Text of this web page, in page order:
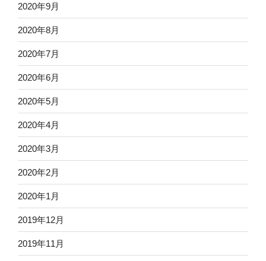
2020年9月
2020年8月
2020年7月
2020年6月
2020年5月
2020年4月
2020年3月
2020年2月
2020年1月
2019年12月
2019年11月